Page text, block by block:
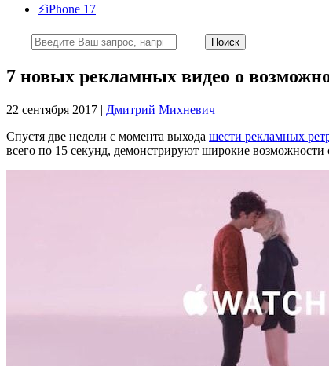
⚡️iPhone 17
7 новых рекламных видео о
22 сентября 2017 | Дмитрий Михневич
Спустя две недели с момента выхода шести рекламных
всего по 15 секунд, демонстрируют широкие возможности